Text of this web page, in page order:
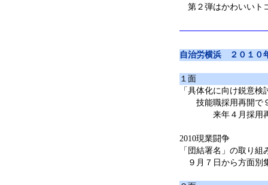
第２弾はかわいいト
自治労横浜 ２０１０
１面
「具体化に向け鋭意
技能職採用再開で
来年４月採用再開
2010現業闘争
「団結署名」の取り組
９月７日から方面別